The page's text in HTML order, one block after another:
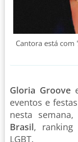
Cantora está com
Gloria Groove
eventos e
nesta
Brasil, ranking
LGBT.